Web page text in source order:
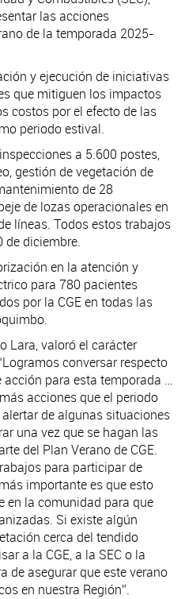
las acciones
de la temporada 2025-
y ejecución de iniciativas
que mitiguen los impactos
costos por el efecto de las
periodo estival.
a 5.600 postes,
gestión de vegetación de
de 28
de lozas operacionales en
líneas. Todos estos trabajos
de diciembre.
en la atención y
para 780 pacientes
por la CGE en todas las
Lara, valoró el carácter
conversar respecto
para esta temporada …
acciones que el periodo
de algunas situaciones
una vez que se hagan las
del Plan Verano de CGE.
para participar de
importante es que esto
en la comunidad para que
Si existe algún
cerca del tendido
a la CGE, a la SEC o la
de asegurar que este verano
en nuestra Región”.